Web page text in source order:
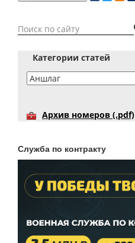
Категории статей
Архив номеров (.pdf)
Служба по контракту